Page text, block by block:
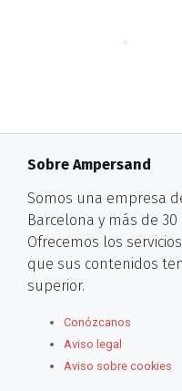
Sobre Ampersand
Somos una empresa
Barcelona y más de
Ofrecemos los
que sus contenidos
superior.
Conózcanos
Aviso legal
Aviso sobre cookies